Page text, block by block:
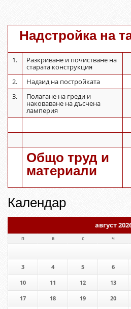
Надстройка на
1. Разкриване и почистване на
старата конструкция
2.
Надзид на постройката
3.
Полагане на греди и
наковаване на дъсчена
ламперия
Общо труд и
материали
Календар
август
П В С Ч
3 4 5 6
10 11 12 13
17 18 19 20